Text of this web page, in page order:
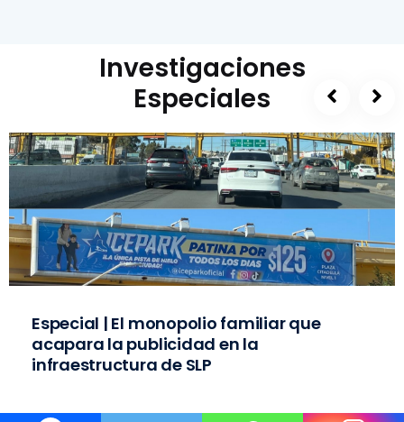
Investigaciones
Especiales
Especial | El monopolio familiar que
acapara la publicidad en la
infraestructura de SLP